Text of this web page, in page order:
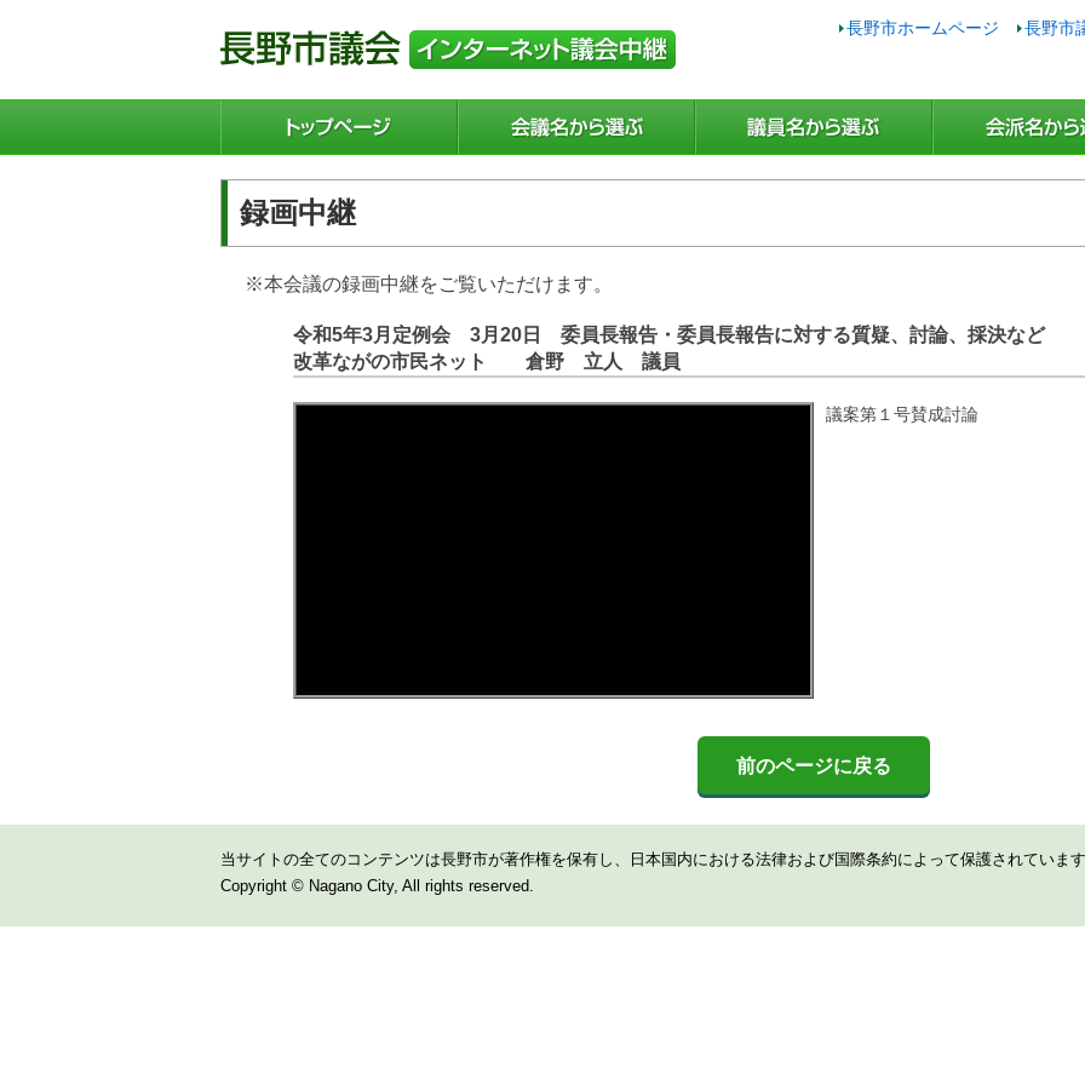
長野市ホームページ 長野市
録画中継
※本会議の録画中継をご覧いただけます。
令和5年3月定例会 3月20日 委員長報告・委員長報告に対する質疑、討論、採決など
改革ながの市民ネット 倉野 立人 議員
議案第１号賛成討論
前のページに戻る
当サイトの全てのコンテンツは長野市が著作権を保有し、日本国内における法律および国際条約によって保護されていま
Copyright © Nagano City, All rights reserved.